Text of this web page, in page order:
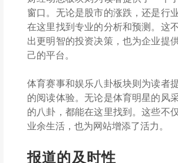
窗口。无论是股市的涨跌，还是行
在这里找到专业的分析和预测。这
出更明智的投资决策，也为企业提
己的平台。
体育赛事和娱乐八卦板块则为读者
的阅读体验。无论是体育明星的风
的八卦，都能在这里找到。这些不
业余生活，也为网站增添了活力。
报道的及时性